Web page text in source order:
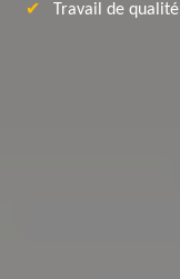
Travail de qualité